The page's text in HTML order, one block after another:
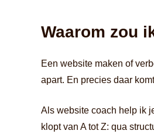
Waarom zou
Een website maken of
apart. En precies daar
Als website coach help ik
klopt van A tot Z: qua